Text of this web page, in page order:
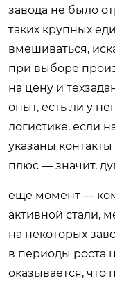
завода не было
таких крупных
вмешиваться,
при выборе
на цену и
опыт, есть ли у
логистике. если
указаны контакты
плюс — значит,
еще момент —
активной стали,
на некоторых
в периоды роста
оказывается, что